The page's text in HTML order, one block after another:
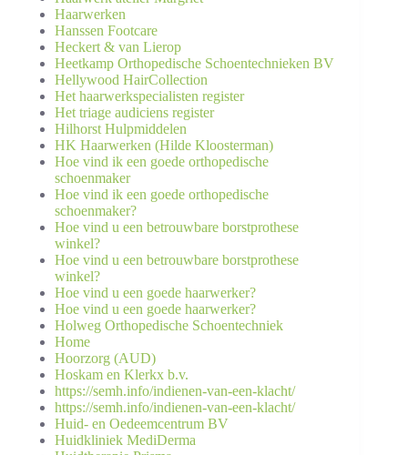
Haarwerken
Hanssen Footcare
Heckert & van Lierop
Heetkamp Orthopedische Schoentechnieken BV
Hellywood HairCollection
Het haarwerkspecialisten register
Het triage audiciens register
Hilhorst Hulpmiddelen
HK Haarwerken (Hilde Kloosterman)
Hoe vind ik een goede orthopedische
schoenmaker
Hoe vind ik een goede orthopedische
schoenmaker?
Hoe vind u een betrouwbare borstprothese
winkel?
Hoe vind u een betrouwbare borstprothese
winkel?
Hoe vind u een goede haarwerker?
Hoe vind u een goede haarwerker?
Holweg Orthopedische Schoentechniek
Home
Hoorzorg (AUD)
Hoskam en Klerkx b.v.
https://semh.info/indienen-van-een-klacht/
https://semh.info/indienen-van-een-klacht/
Huid- en Oedeemcentrum BV
Huidkliniek MediDerma